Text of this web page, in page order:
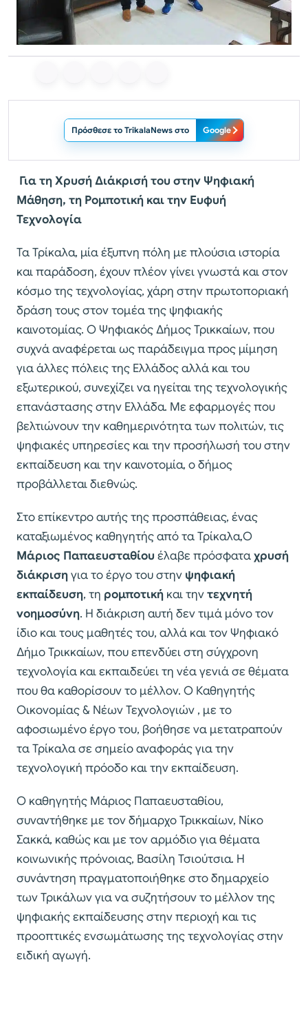
Πρόσθεσε το TrikalaNews στο Google
Για τη Χρυσή Διάκρισή του στην Ψηφιακή
Μάθηση, τη Ρομποτική και την Ευφυή
Τεχνολογία
Τα Τρίκαλα, μία έξυπνη πόλη με πλούσια ιστορία
και παράδοση, έχουν πλέον γίνει γνωστά και στον
κόσμο της τεχνολογίας, χάρη στην πρωτοποριακή
δράση τους στον τομέα της ψηφιακής
καινοτομίας. Ο Ψηφιακός Δήμος Τρικκαίων, που
συχνά αναφέρεται ως παράδειγμα προς μίμηση
για άλλες πόλεις της Ελλάδος αλλά και του
εξωτερικού, συνεχίζει να ηγείται της τεχνολογικής
επανάστασης στην Ελλάδα. Με εφαρμογές που
βελτιώνουν την καθημερινότητα των πολιτών, τις
ψηφιακές υπηρεσίες και την προσήλωσή του στην
εκπαίδευση και την καινοτομία, ο δήμος
προβάλλεται διεθνώς.
Στο επίκεντρο αυτής της προσπάθειας, ένας
καταξιωμένος καθηγητής από τα Τρίκαλα,O
Mάριος Παπαευσταθίου έλαβε πρόσφαταχρυσή
διάκρισηγια το έργο του στην ψηφιακή
εκπαίδευση, τη ρομποτική και τηντεχνητή
νοημοσύνη. Η διάκριση αυτή δεν τιμά μόνο τον
ίδιο και τους μαθητές του, αλλά και τον Ψηφιακό
Δήμο Τρικκαίων, που επενδύει στη σύγχρονη
τεχνολογία και εκπαιδεύει τη νέα γενιά σε θέματα
που θα καθορίσουν το μέλλον. Ο Καθηγητής
Οικονομίας & Νέων Τεχνολογιών , με το
αφοσιωμένο έργο του, βοήθησε να μετατραπούν
τα Τρίκαλα σε σημείο αναφοράς για την
τεχνολογική πρόοδο και την εκπαίδευση.
Ο καθηγητής Μάριος Παπαευσταθίου,
συναντήθηκε με τον δήμαρχο Τρικκαίων, Νίκο
Σακκά, καθώς και με τον αρμόδιο για θέματα
κοινωνικής πρόνοιας, Βασίλη Τσιούτσια. Η
συνάντηση πραγματοποιήθηκε στο δημαρχείο
των Τρικάλων για να συζητήσουν το μέλλον της
ψηφιακής εκπαίδευσης στην περιοχή και τις
προοπτικές ενσωμάτωσης της τεχνολογίας στην
ειδική αγωγή.